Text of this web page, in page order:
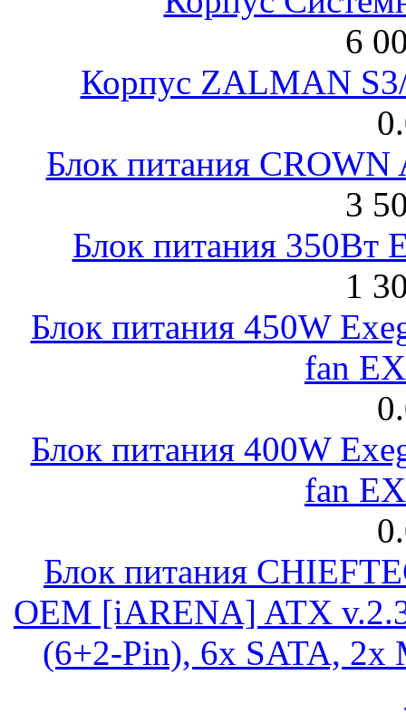
6
Корпус ZALMAN
Блок питания
3
Блок питания 350Вт
1
Блок питания 450W
fan
Блок питания 400W
fan
Блок питания
OEM [iARENA] ATX
(6+2-Pin), 6x SATA, 2x